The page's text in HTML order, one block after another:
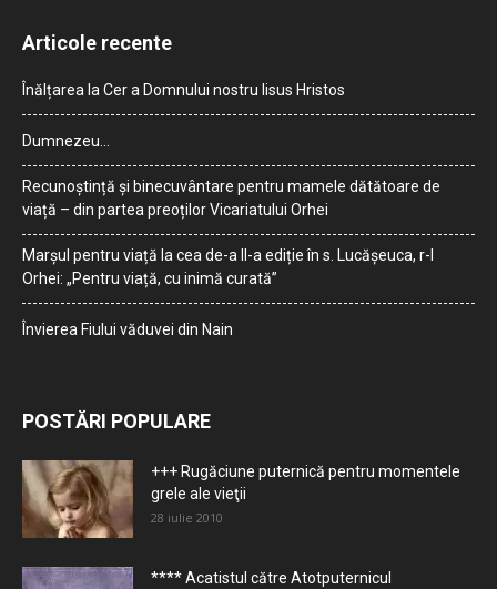
Articole recente
Înălțarea la Cer a Domnului nostru Iisus Hristos
Dumnezeu…
Recunoștință și binecuvântare pentru mamele dătătoare de
viață – din partea preoților Vicariatului Orhei
Marșul pentru viață la cea de-a II-a ediție în s. Lucășeuca, r-l
Orhei: „Pentru viață, cu inimă curată”
Învierea Fiului văduvei din Nain
POSTĂRI POPULARE
+++ Rugăciune puternică pentru momentele
grele ale vieţii
28 iulie 2010
**** Acatistul către Atotputernicul